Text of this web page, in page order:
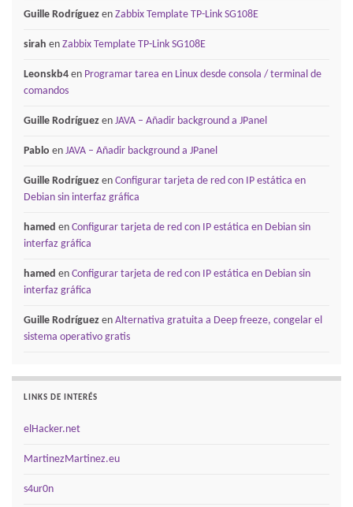
Guille Rodríguez en Zabbix Template TP-Link SG108E
sirah en Zabbix Template TP-Link SG108E
Leonskb4 en Programar tarea en Linux desde consola / terminal de
comandos
Guille Rodríguez en JAVA – Añadir background a JPanel
Pablo en JAVA – Añadir background a JPanel
Guille Rodríguez en Configurar tarjeta de red con IP estática en
Debian sin interfaz gráfica
hamed en Configurar tarjeta de red con IP estática en Debian sin
interfaz gráfica
hamed en Configurar tarjeta de red con IP estática en Debian sin
interfaz gráfica
Guille Rodríguez en Alternativa gratuita a Deep freeze, congelar el
sistema operativo gratis
LINKS DE INTERÉS
elHacker.net
MartinezMartinez.eu
s4ur0n